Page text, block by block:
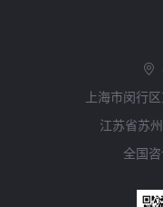
上海市闵行
江苏省苏
全国